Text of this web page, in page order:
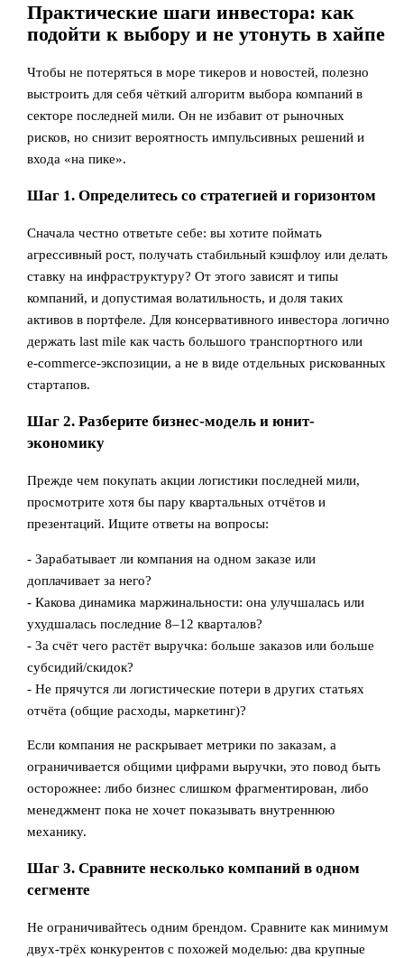
Практические шаги инвестора: как
подойти к выбору и не утонуть в хайпе
Чтобы не потеряться в море тикеров и новостей, полезно
выстроить для себя чёткий алгоритм выбора компаний в
секторе последней мили. Он не избавит от рыночных
рисков, но снизит вероятность импульсивных решений и
входа «на пике».
Шаг 1. Определитесь со стратегией и горизонтом
Сначала честно ответьте себе: вы хотите поймать
агрессивный рост, получать стабильный кэшфлоу или делать
ставку на инфраструктуру? От этого зависят и типы
компаний, и допустимая волатильность, и доля таких
активов в портфеле. Для консервативного инвестора логично
держать last mile как часть большого транспортного или
e‑commerce‑экспозиции, а не в виде отдельных рискованных
стартапов.
Шаг 2. Разберите бизнес-модель и юнит-
экономику
Прежде чем покупать акции логистики последней мили,
просмотрите хотя бы пару квартальных отчётов и
презентаций. Ищите ответы на вопросы:
- Зарабатывает ли компания на одном заказе или
доплачивает за него?
- Какова динамика маржинальности: она улучшалась или
ухудшалась последние 8–12 кварталов?
- За счёт чего растёт выручка: больше заказов или больше
субсидий/скидок?
- Не прячутся ли логистические потери в других статьях
отчёта (общие расходы, маркетинг)?
Если компания не раскрывает метрики по заказам, а
ограничивается общими цифрами выручки, это повод быть
осторожнее: либо бизнес слишком фрагментирован, либо
менеджмент пока не хочет показывать внутреннюю
механику.
Шаг 3. Сравните несколько компаний в одном
сегменте
Не ограничивайтесь одним брендом. Сравните как минимум
двух‑трёх конкурентов с похожей моделью: два крупные